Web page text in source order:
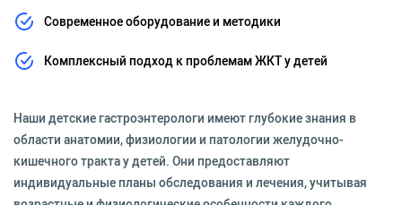
Современное оборудование и методики
Комплексный подход к проблемам ЖКТ у детей
Наши детские гастроэнтерологи имеют глубокие знания в
области анатомии, физиологии и патологии желудочно-
кишечного тракта у детей. Они предоставляют
индивидуальные планы обследования и лечения, учитывая